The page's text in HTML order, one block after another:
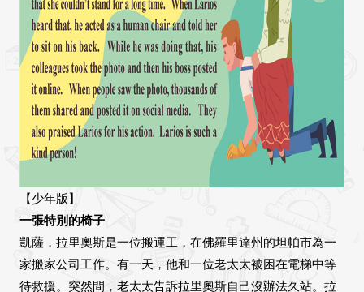
【少年版】
一張特別的椅子
凱薩．拉里奧斯是一位搬運工，在佛羅里達州的坦帕市為一
家搬家公司工作。有一天，他和一位老太太被困在電梯中等
待救援。突然間，老太太告訴拉里奧斯自己沒辦法久站。拉